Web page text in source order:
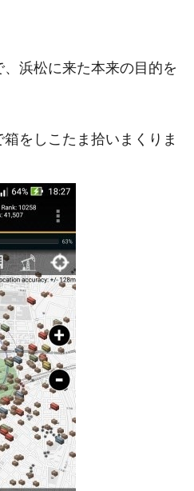
浜松に来た本来の目的を
をしこたま拾いまくりま